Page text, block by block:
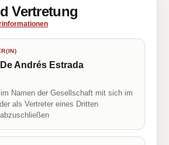
Vertretung
Andrés Estrada
Namen der Gesellschaft mit sich im
als Vertreter eines Dritten